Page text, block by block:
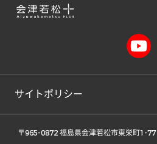
サイトポリシー
〒965-0872 福島県会津若松市東栄町1-77